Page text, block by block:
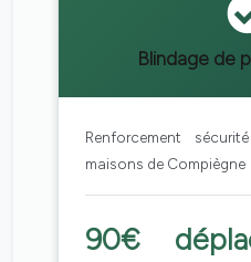
Blindage de
Renforcement
maisons de Compiègne
90€